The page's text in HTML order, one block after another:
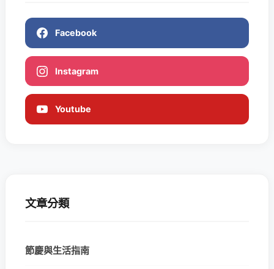
Facebook
Instagram
Youtube
文章分類
節慶與生活指南